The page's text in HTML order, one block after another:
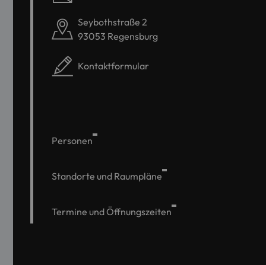
Seybothstraße 2
93053 Regensburg
Kontaktformular
Personen
Standorte und Raumpläne
Termine und Öffnungszeiten